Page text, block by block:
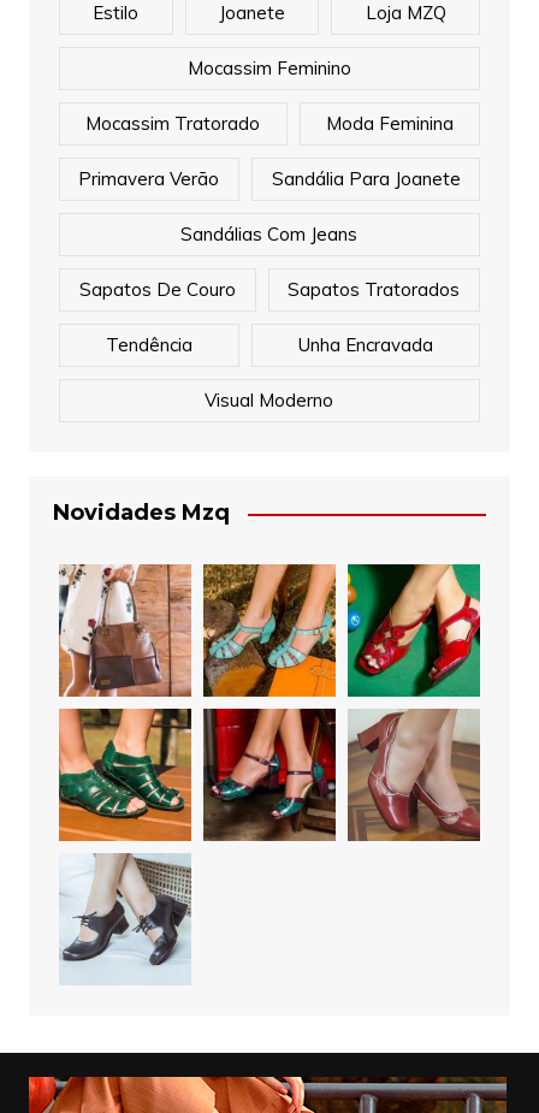
Estilo Joanete Loja MZQ
Mocassim Feminino
Mocassim Tratorado Moda Feminina
Primavera Verão Sandália Para Joanete
Sandálias Com Jeans
Sapatos De Couro Sapatos Tratorados
Tendência Unha Encravada
Visual Moderno
Novidades Mzq